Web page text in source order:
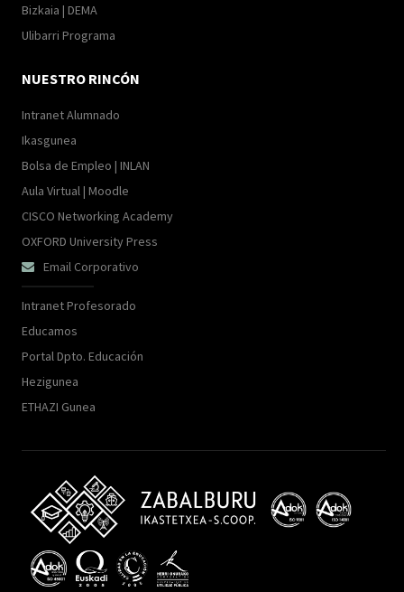
Bizkaia | DEMA
Ulibarri Programa
NUESTRO RINCÓN
Intranet Alumnado
Ikasgunea
Bolsa de Empleo | INLAN
Aula Virtual | Moodle
CISCO Networking Academy
OXFORD University Press
 Email Corporativo
Intranet Profesorado
Educamos
Portal Dpto. Educación
Hezigunea
ETHAZI Gunea